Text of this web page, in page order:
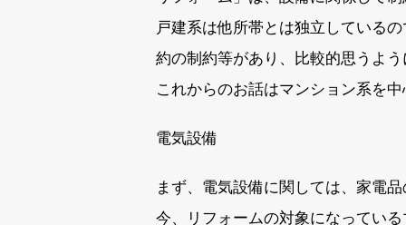
戸建系は他所帯とは独立している
約の制約等があり、比較的思うよ
これからのお話はマンション系を
電気設備
まず、電気設備に関しては、家電
今、リフォームの対象になってい